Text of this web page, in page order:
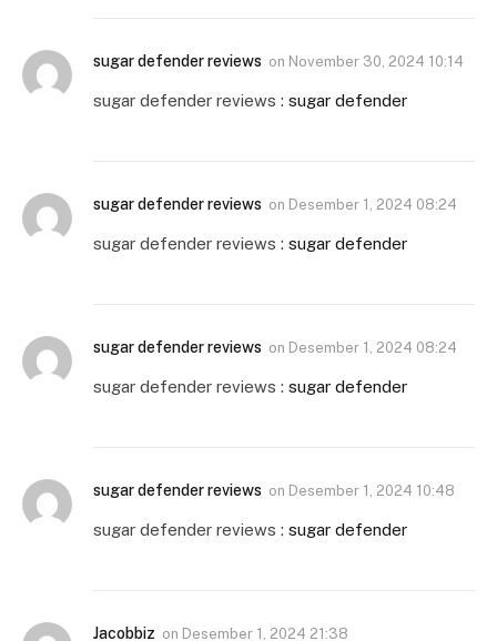
sugar defender reviews on November 30, 2024 10:14
sugar defender reviews : sugar defender
sugar defender reviews on Desember 1, 2024 08:24
sugar defender reviews : sugar defender
sugar defender reviews on Desember 1, 2024 08:24
sugar defender reviews : sugar defender
sugar defender reviews on Desember 1, 2024 10:48
sugar defender reviews : sugar defender
Jacobbiz on Desember 1, 2024 21:38